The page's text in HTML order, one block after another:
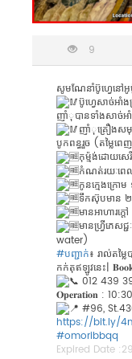
9
សូមណែនាំប៊ូហ្វេនៅអូ
ប៊ូហ្វេសាច់អាំ
ញាំុបានទាំងសាច់
ញាំុគ្រឿងសមុ
បូកពន្ធរួច (តម្លៃព
កុម្ម៉ង់ដោយស
កំណត់រយៈពេ
កូនក្មេងក្រ
ទឹកស៊ុបមាន ២
មានអាហារក្ដ
មានហ្វ្រីភេស
water)
#បញ្ជាក់៖ រាល់តម្ល
កក់តុឥឡូវនេះ|
012 439
𝐎𝐩𝐞𝐫𝐚𝐭𝐢𝐨𝐧 :
#96,
https://bit.ly/
#omoribbqq
Expired Date :